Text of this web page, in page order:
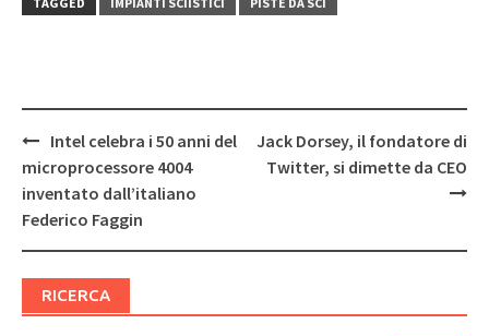
Post
navigation
Intel celebra i 50 anni del
microprocessore 4004
inventato dall’italiano
Federico Faggin
Jack Dorsey, il fondatore di
Twitter, si dimette da CEO
RICERCA